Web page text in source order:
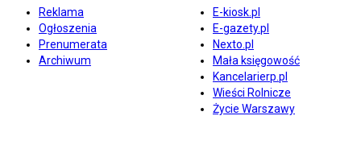
Reklama
Ogłoszenia
Prenumerata
Archiwum
E-kiosk.pl
E-gazety.pl
Nexto.pl
Mała księgowość
Kancelarierp.pl
Wieści Rolnicze
Życie Warszawy